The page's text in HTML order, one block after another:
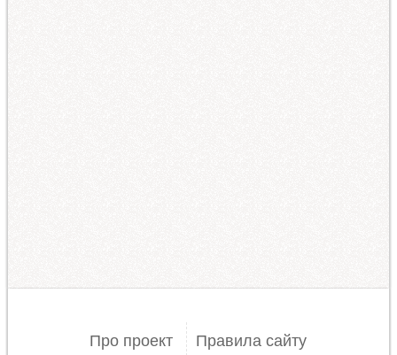
Про проект Правила сайту